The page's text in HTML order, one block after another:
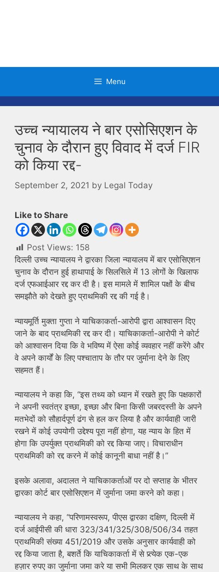
Menu
उच्च न्यायालय ने बार एसोसिएशन के
चुनाव के दौरान हुए विवाद में दर्ज FIR
को किया रद्द-
September 2, 2021 by Legal Today
Like to Share
Post Views: 158
दिल्ली उच्च न्यायालय ने द्वारका जिला न्यायालय में बार एसोसिएशन
चुनाव के दौरान हुई हाथापाई के सिलसिले में 13 लोगों के खिलाफ
दर्ज एफआईआर रद्द कर दी है। इस मामले में शामिल पक्षों के बीच
समझौते को देखते हुए प्राथमिकी रद्द की गई है।
न्यायमूर्ति मुक्ता गुप्ता ने याचिकाकर्ता-आरोपी द्वारा आश्वासन दिए
जाने के बाद प्राथमिकी रद्द कर दी। याचिकाकर्ता-आरोपी ने कोर्ट
को आश्वासन दिया कि वे भविष्य में ऐसा कोई व्यवहार नहीं करेंगे और
वे अपने कार्यों के लिए पश्चाताप के तौर पर जुर्माना देने के लिए
सहमत हैं।
न्यायालय ने कहा कि, “इस तथ्य को ध्यान में रखते हुए कि पक्षकारों
ने अपनी स्वतंत्र इच्छा, इच्छा और बिना किसी जबरदस्ती के अपने
मतभेदों को सौहार्दपूर्ण ढंग से हल कर लिया है और कार्यवाही जारी
रखने में कोई उपयोगी उद्देश्य पूरा नहीं होगा, यह न्याय के हित में
होगा कि उपर्युक्त प्राथमिकी को रद्द किया जाए। विचाराधीन
प्राथमिकी को रद्द करने में कोई कानूनी बाधा नहीं है।”
इसके अलावा, अदालत ने याचिकाकर्ताओं पर दो सप्ताह के भीतर
द्वारका कोर्ट बार एसोसिएशन में जुर्माना जमा करने को कहा।
न्यायालय ने कहा, “परिणामस्वरूप, पीएस द्वारका दक्षिण, दिल्ली में
दर्ज आईपीसी की धारा 323/341/325/308/506/34 तहत
प्राथमिकी संख्या 451/2019 और उसके अनुसार कार्यवाही को
रद्द किया जाता है, बशर्ते कि याचिकाकर्ता में से प्र्त्येक एक-एक
हज़ार रुपए का जुर्माना जमा करे या सभी मिलकर एक साथ के साथ